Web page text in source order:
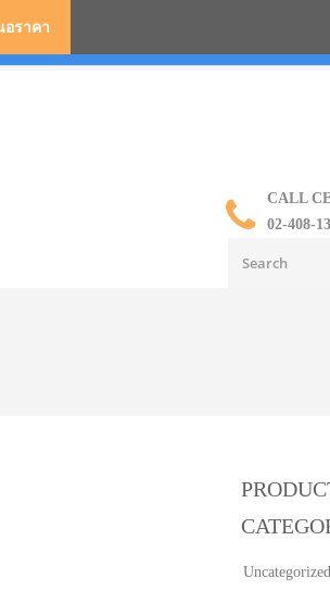
CALL
02-408-
อราคา
Uncategorized
ยว ร่มกอล์ฟ ร่มกลับด้าน ราคาส่ง